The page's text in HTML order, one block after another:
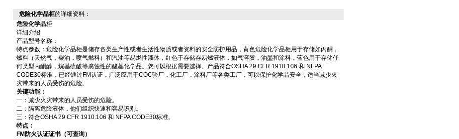
危险化学品柜的详细资料：
危险化学品柜
详细介绍
产品型号名称：
特点参数： 危险化学品柜是储存各类生产性或者生活性物质或者资料的安全防护用品，黄色危险化学品柜用于存储如丙酮，
燃料（天然气，柴油，喷气燃料）和汽油等易燃性液体，红色于存储存易燃液体，如气溶胶，油墨和涂料，蓝色用于存储任
何类型丙酮醇，烷基硫酸等腐蚀性的酸基化学品。您可以根据需要选择。产品符合OSHA 29 CFR 1910.106 和 NFPA
CODE30标准，已经通过FM认证，广泛应用于COC验厂，化工厂，涂料厂等各类工厂，可以保护化学品安全，适当减少火
灾带来的人员受伤的危险。
关键功能：
一：减少火灾带来的人员受伤的危险。
二：隔离危险液体，他们组织快速和容易识别。
三：符合OSHA 29 CFR 1910.106 和 NFPA CODE30标准。
特点：
FM防火认证证书（可查询）